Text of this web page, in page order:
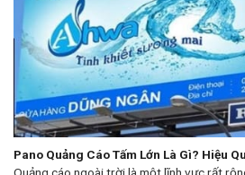
Pano Quảng Cáo Tấm Lớn Là Gì? Hiệu